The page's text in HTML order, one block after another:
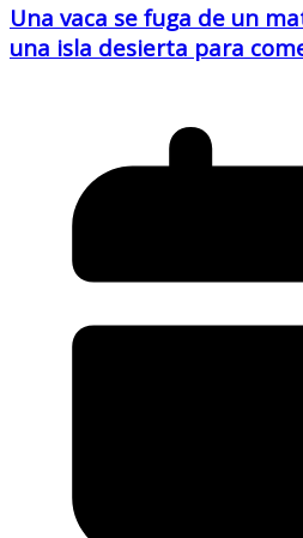
Una vaca se fuga de un
una isla desierta para